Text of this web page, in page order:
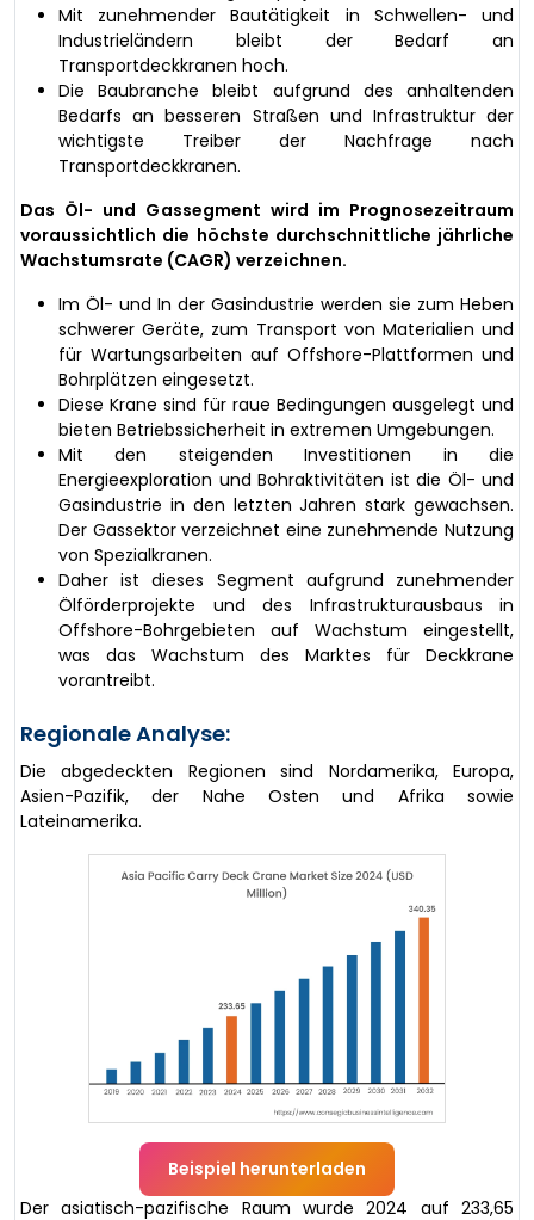
Mit zunehmender Bautätigkeit in Schwellen- und
Industrieländern bleibt der Bedarf an
Transportdeckkranen hoch.
Die Baubranche bleibt aufgrund des anhaltenden
Bedarfs an besseren Straßen und Infrastruktur der
wichtigste Treiber der Nachfrage nach
Transportdeckkranen.
Das Öl- und Gassegment wird im Prognosezeitraum
voraussichtlich die höchste durchschnittliche jährliche
Wachstumsrate (CAGR) verzeichnen.
Im Öl- und In der Gasindustrie werden sie zum Heben
schwerer Geräte, zum Transport von Materialien und
für Wartungsarbeiten auf Offshore-Plattformen und
Bohrplätzen eingesetzt.
Diese Krane sind für raue Bedingungen ausgelegt und
bieten Betriebssicherheit in extremen Umgebungen.
Mit den steigenden Investitionen in die
Energieexploration und Bohraktivitäten ist die Öl- und
Gasindustrie in den letzten Jahren stark gewachsen.
Der Gassektor verzeichnet eine zunehmende Nutzung
von Spezialkranen.
Daher ist dieses Segment aufgrund zunehmender
Ölförderprojekte und des Infrastrukturausbaus in
Offshore-Bohrgebieten auf Wachstum eingestellt,
was das Wachstum des Marktes für Deckkrane
vorantreibt.
Regionale Analyse:
Die abgedeckten Regionen sind Nordamerika, Europa,
Asien-Pazifik, der Nahe Osten und Afrika sowie
Lateinamerika.
Beispiel herunterladen
Der asiatisch-pazifische Raum wurde 2024 auf 233,65